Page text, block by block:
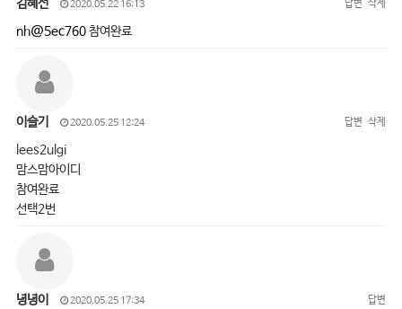
김혜선 2020.05.22 16:13 답변 삭제
nh@5ec760참여완료
이슬기 2020.05.25 12:24 답변 삭제
lees2ulgi
맘스맘아이디
참여완료
선택2번
녕녕이 2020.05.25 17:34 답변